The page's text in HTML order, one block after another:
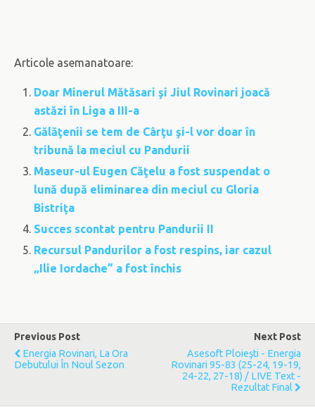
Articole asemanatoare:
Doar Minerul Mătăsari şi Jiul Rovinari joacă
astăzi în Liga a III-a
Gălăţenii se tem de Cârţu şi-l vor doar în
tribună la meciul cu Pandurii
Maseur-ul Eugen Căţelu a fost suspendat o
lună după eliminarea din meciul cu Gloria
Bistriţa
Succes scontat pentru Pandurii II
Recursul Pandurilor a fost respins, iar cazul
„Ilie Iordache” a fost închis
Previous Post
Energia Rovinari, La Ora
Debutului În Noul Sezon
Next Post
Asesoft Ploieşti - Energia
Rovinari 95-83 (25-24, 19-19,
24-22, 27-18) / LIVE Text -
Rezultat Final